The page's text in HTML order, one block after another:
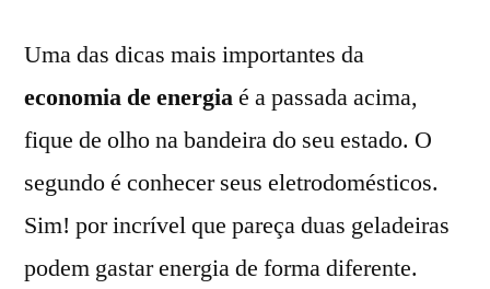
Uma das dicas mais importantes da
economia de energiaé a passada acima,
fique de olho na bandeira do seu estado. O
segundo é conhecer seus eletrodomésticos.
Sim! por incrível que pareça duas geladeiras
podem gastar energia de forma diferente.